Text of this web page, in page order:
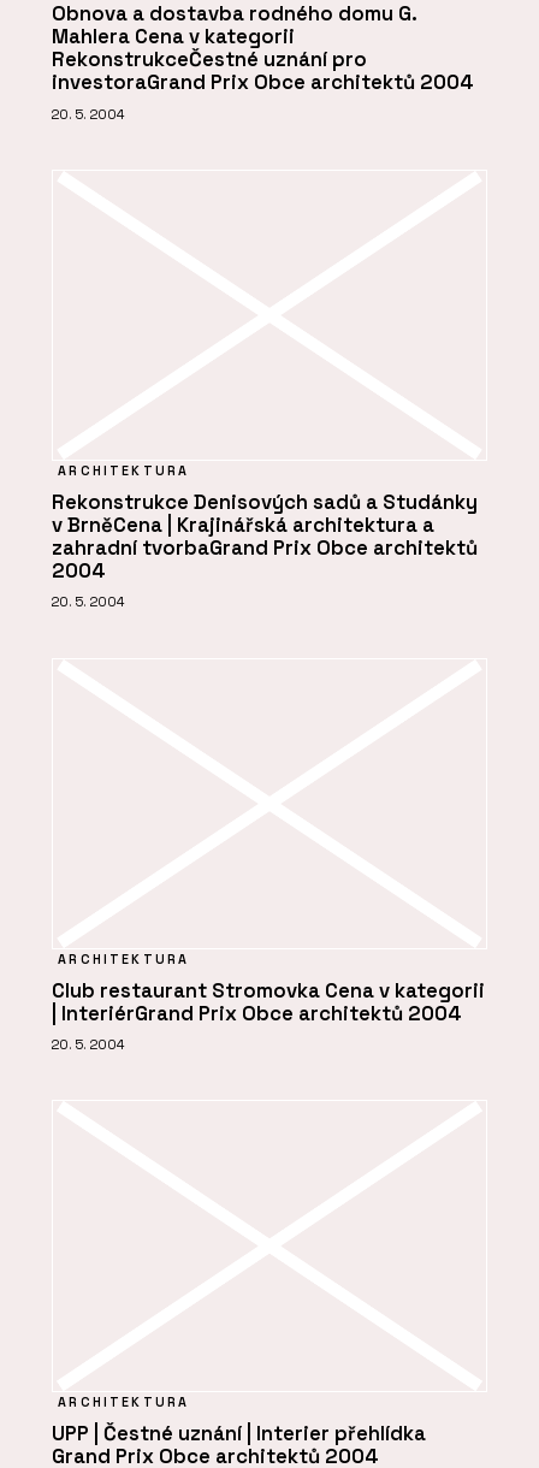
Obnova a dostavba rodného domu G.
Mahlera Cena v kategorii
RekonstrukceČestné uznání pro
investoraGrand Prix Obce architektů 2004
20. 5. 2004
ARCHITEKTURA
Rekonstrukce Denisových sadů a Studánky
v BrněCena | Krajinářská architektura a
zahradní tvorbaGrand Prix Obce architektů
2004
20. 5. 2004
ARCHITEKTURA
Club restaurant Stromovka Cena v kategorii
| InteriérGrand Prix Obce architektů 2004
20. 5. 2004
ARCHITEKTURA
UPP | Čestné uznání | Interier přehlídka
Grand Prix Obce architektů 2004